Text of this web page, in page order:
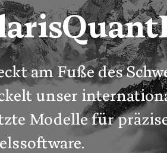
am Fuße des
unser
Modelle für